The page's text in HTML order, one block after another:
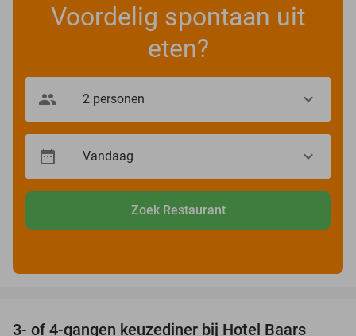
Voordelig spontaan uit
eten?
Zoek Restaurant
3- of 4-gangen keuzediner bij Hotel Baars